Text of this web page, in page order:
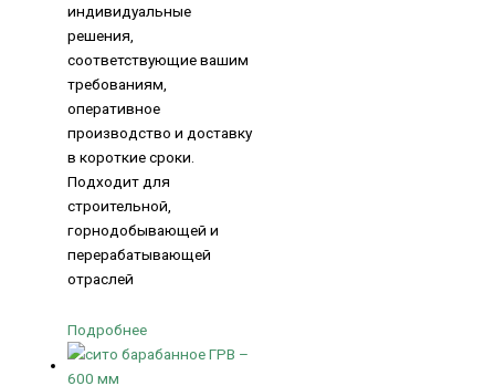
индивидуальные
решения,
соответствующие вашим
требованиям,
оперативное
производство и доставку
в короткие сроки.
Подходит для
строительной,
горнодобывающей и
перерабатывающей
отраслей
Подробнее